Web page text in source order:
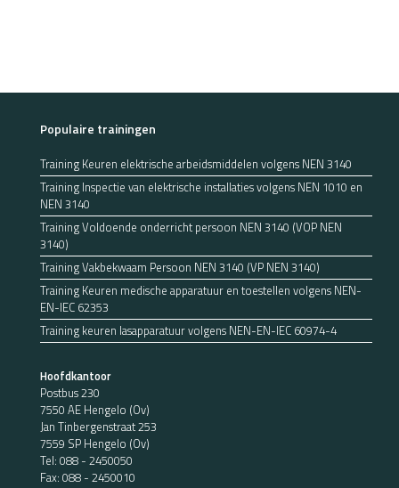
Populaire trainingen
Training Keuren elektrische arbeidsmiddelen volgens NEN 3140
Training Inspectie van elektrische installaties volgens NEN 1010 en
NEN 3140
Training Voldoende onderricht persoon NEN 3140 (VOP NEN
3140)
Training Vakbekwaam Persoon NEN 3140 (VP NEN 3140)
Training Keuren medische apparatuur en toestellen volgens NEN-
EN-IEC 62353
Training keuren lasapparatuur volgens NEN-EN-IEC 60974-4
Hoofdkantoor
Postbus 230
7550 AE Hengelo (Ov)
Jan Tinbergenstraat 253
7559 SP Hengelo (Ov)
Tel: 088 - 2450050
Fax: 088 - 2450010